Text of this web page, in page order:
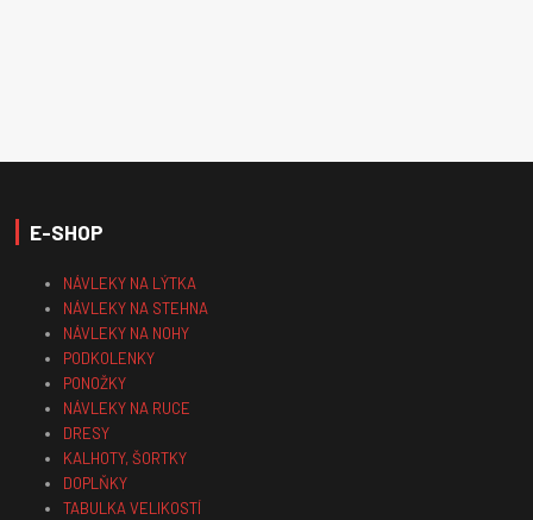
E-SHOP
NÁVLEKY NA LÝTKA
NÁVLEKY NA STEHNA
NÁVLEKY NA NOHY
PODKOLENKY
PONOŽKY
NÁVLEKY NA RUCE
DRESY
KALHOTY, ŠORTKY
DOPLŇKY
TABULKA VELIKOSTÍ